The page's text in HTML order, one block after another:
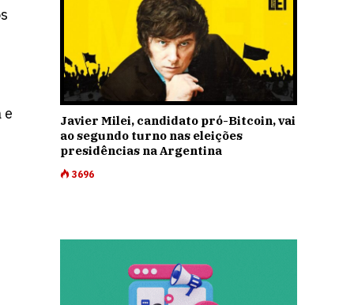
e
Javier Milei, candidato pró-Bitcoin, vai
ao segundo turno nas eleições
presidências na Argentina
3696